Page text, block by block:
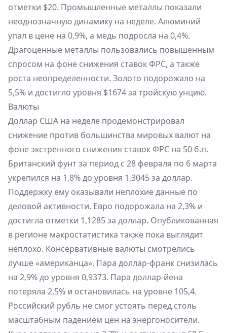
отметки $20. Промышленные металлы показали
неоднозначную динамику на неделе. Алюминий
упал в цене на 0,9%, а медь подросла на 0,4%.
Драгоценные металлы пользовались повышенным
спросом на фоне снижения ставок ФРС, а также
роста неопределенности. Золото подорожало на
5,5% и достигло уровня $1674 за тройскую унцию.
Валюты
Доллар США на неделе продемонстрировал
снижение против большинства мировых валют на
фоне экстренного снижения ставок ФРС на 50 б.п.
Британский фунт за период с 28 февраля по 6 марта
укрепился на 1,8% до уровня 1,3045 за доллар.
Поддержку ему оказывали неплохие данные по
деловой активности. Евро подорожала на 2,3% и
достигла отметки 1,1285 за доллар. Опубликованная
в регионе макростатистика также пока выглядит
неплохо. Консервативные валюты смотрелись
лучше «американца». Пара доллар-франк снизилась
на 2,9% до уровня 0,9373. Пара доллар-йена
потеряла 2,5% и остановилась на уровне 105,4.
Российский рубль не смог устоять перед столь
масштабным падением цен на энергоносители.